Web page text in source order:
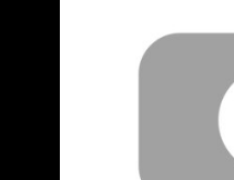
不過根據他在社群
他宣布已經同意取
國已做好萬全準備
發動軍事打擊，其
戰以來前所未見，